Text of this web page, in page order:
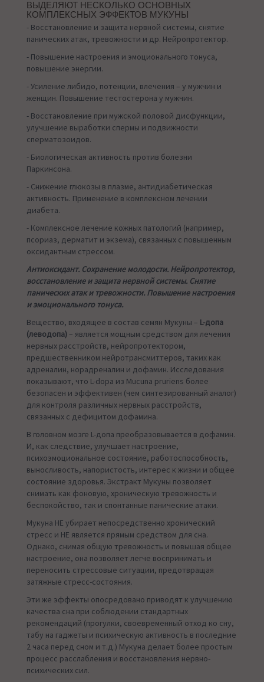
ВЫДЕЛЯЮТ НЕСКОЛЬКО ОСНОВНЫХ
КОМПЛЕКСНЫХ ЭФФЕКТОВ МУКУНЫ
- Восстановление и защита нервной системы, снятие
панических атак, тревожности и др. Нейропротектор.
- Повышение настроения и эмоционального тонуса,
повышение энергии.
- Усиление либидо, потенции, влечения – у мужчин и
женщин. Повышение тестостерона у мужчин.
- Восстановление при мужской половой дисфункции,
улучшение выработки спермы и подвижности
сперматозоидов.
- Биологическая активность против болезни
Паркинсона.
- Снижение глюкозы в плазме, антидиабетическая
активность. Применение в комплексном лечении
диабета.
- Комплексное лечение кожных патологий (например,
псориаз, дерматит и экзема), связанных с повышенным
оксидантным стрессом.
Антиоксидант. Сохранение молодости. Нейропротектор,
восстановление и защита нервной системы. Снятие
панических атак и тревожности. Повышение настроения
и эмоционального тонуса.
Вещество, входящее в состав семян Мукуны – L-допа
(леводопа) – является мощным средством для лечения
нервных расстройств, нейропротектором,
предшественником нейротрансмиттеров, таких как
адреналин, норадреналин и дофамин. Исследования
показывают, что L-dopa из Mucuna pruriens более
безопасен и эффективен (чем синтезированный аналог)
для контроля различных нервных расстройств,
связанных с дефицитом дофамина.
В головном мозге L-допа преобразовывается в дофамин.
И, как следствие, улучшает настроение,
психоэмоциональное состояние, работоспособность,
выносливость, напористость, интерес к жизни и общее
состояние здоровья. Экстракт Мукуны позволяет
снимать как фоновую, хроническую тревожность и
беспокойство, так и спонтанные панические атаки.
Мукуна НЕ убирает непосредственно хронический
стресс и НЕ является прямым средством для сна.
Однако, снимая общую тревожность и повышая общее
настроение, она позволяет легче воспринимать и
переносить стрессовые ситуации, предотвращая
затяжные стресс-состояния.
Эти же эффекты опосредовано приводят к улучшению
качества сна при соблюдении стандартных
рекомендаций (прогулки, своевременный отход ко сну,
табу на гаджеты и психическую активность в последние
2 часа перед сном и т.д.) Мукуна делает более простым
процесс расслабления и восстановления нервно-
психических сил.